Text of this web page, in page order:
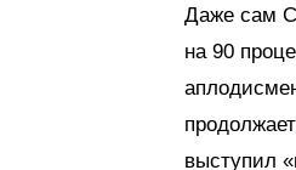
Даже сам
на 90
выступил